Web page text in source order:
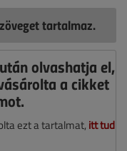
tartalmaz.
olvashatja el,
a cikket
ezt a tartalmat, itt tud